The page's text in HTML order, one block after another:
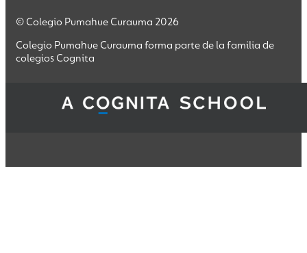
© Colegio Pumahue Curauma 2026
Colegio Pumahue Curauma forma parte de la familia de
colegios Cognita